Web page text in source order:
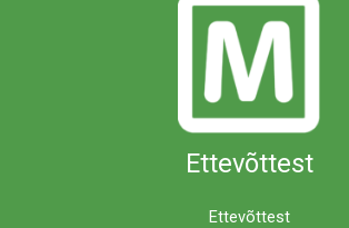
Ettevõttest
Ettevõttest